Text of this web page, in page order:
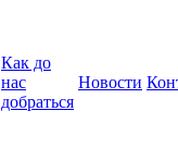
Как до
нас
добраться
Новости